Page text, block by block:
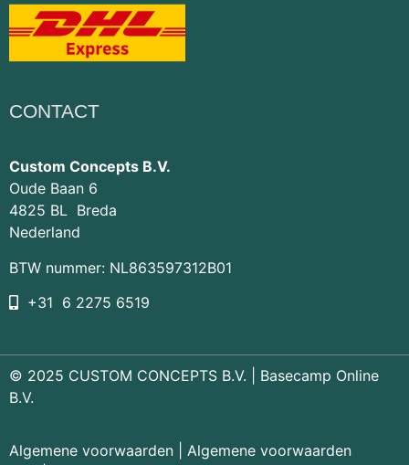
CONTACT
Custom Concepts B.V.
Oude Baan 6
4825 BL Breda
Nederland
BTW nummer: NL863597312B01
+31 6 2275 6519
© 2025 CUSTOM CONCEPTS B.V. | Basecamp Online
B.V.
Algemene voorwaarden
Algemene voorwaarden